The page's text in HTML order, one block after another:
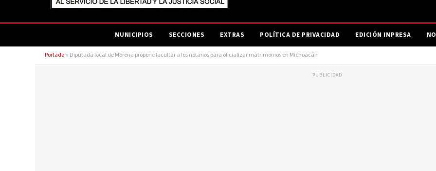
MUNICIPIOS SECCIONES EXTRAS POLÍTICA DE PRIVACIDAD EDICIÓN IMPRESA
Portada » Diputada local de Morena propone facultar a los notarios para oficializar matrimonios en Michoacán
PUBLICIDAD